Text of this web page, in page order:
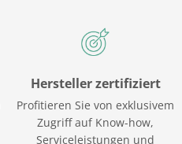
Hersteller zertifiziert
Profitieren Sie von exklusivem
Zugriff auf Know-how,
Serviceleistungen und